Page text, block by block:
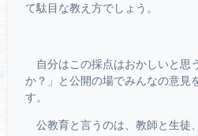
て駄目な教え方でしょう。
自分はこの採点はおかしいと思
か？」と公開の場でみんなの意見
す。
公教育と言うのは、教師と生徒